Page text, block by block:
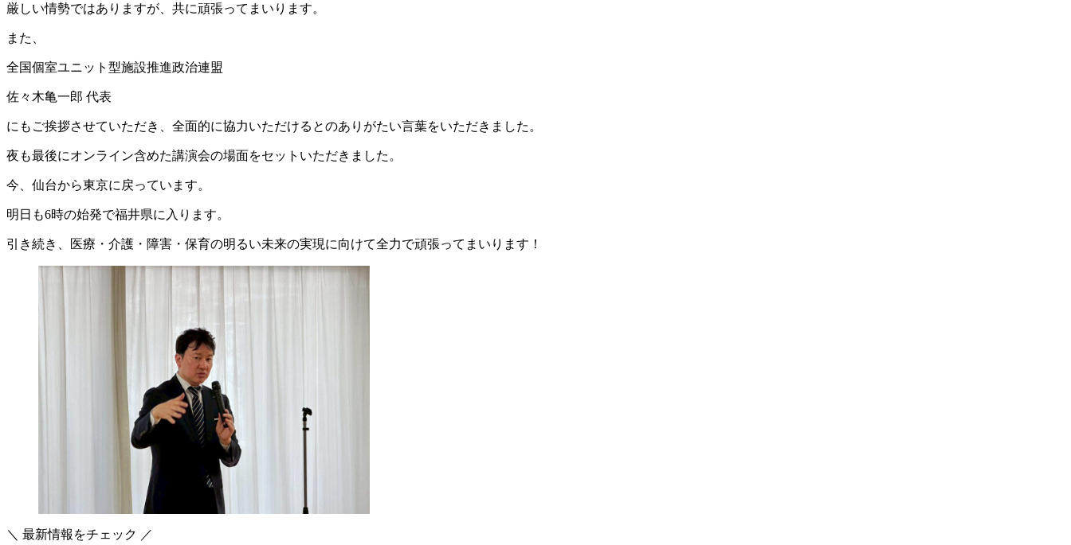
厳しい情勢ではありますが、共に頑張ってまいります。
また、
全国個室ユニット型施設推進政治連盟
佐々木亀一郎 代表
にもご挨拶させていただき、全面的に協力いただけるとのありがたい言葉をいただきました。
夜も最後にオンライン含めた講演会の場面をセットいただきました。
今、仙台から東京に戻っています。
明日も6時の始発で福井県に入ります。
引き続き、医療・介護・障害・保育の明るい未来の実現に向けて全力で頑張ってまいります！
＼ 最新情報をチェック ／